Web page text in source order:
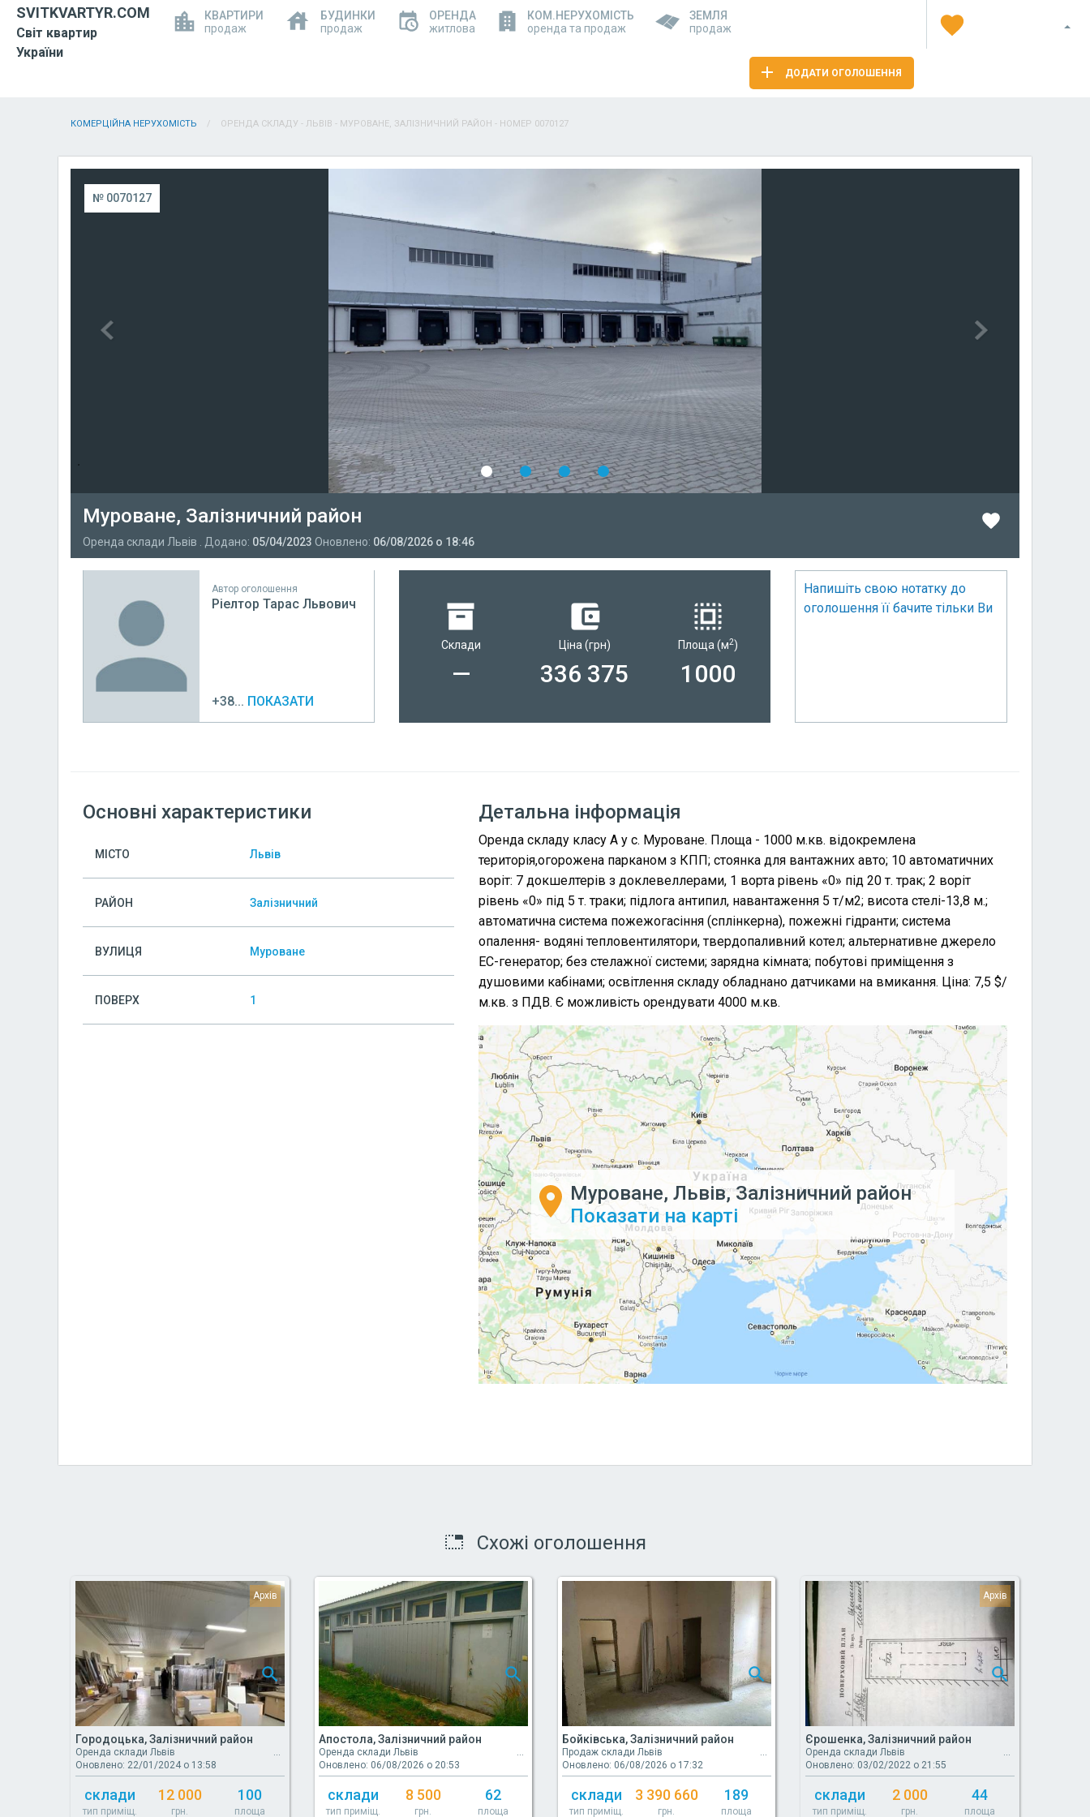
SVITKVARTYR.COM
Світ квартир
України
КВАРТИРИ
продаж
БУДИНКИ
продаж
ОРЕНДА
житлова
КОМ.НЕРУХОМІСТЬ
оренда та продаж
ЗЕМЛЯ
продаж
ДОДАТИ ОГОЛОШЕННЯ
КОМЕРЦІЙНА НЕРУХОМІСТЬ ОРЕНДА СКЛАДУ - ЛЬВІВ - МУРОВАНЕ, ЗАЛІЗНИЧНИЙ РАЙОН - НОМЕР 0070127
№ 0070127
Муроване, Залізничний район
Оренда склади Львів . Додано: 05/04/2023 Оновлено: 06/08/2026 о 18:46
Автор оголошення
Ріелтор Тарас Львович
+38... ПОКАЗАТИ
Склади
—
Ціна (грн)
336 375
Площа(м2)
1000
Напишіть свою нотатку до
оголошення її бачите тільки Ви
Основні характеристики
МІСТО Львів
РАЙОН Залізничний
ВУЛИЦЯ Муроване
ПОВЕРХ 1
Детальна інформація
Оренда складу класу А у с. Муроване. Площа - 1000 м.кв. відокремлена
територія,огорожена парканом з КПП; стоянка для вантажних авто; 10 автоматичних
воріт: 7 докшелтерів з доклевеллерами, 1 ворта рівень «0» під 20 т. трак; 2 воріт
рівень «0» під 5 т. траки; підлога антипил, навантаження 5 т/м2; висота стелі-13,8 м.;
автоматична система пожежогасіння (сплінкерна), пожежні гідранти; система
опалення- водяні тепловентилятори, твердопаливний котел; альтернативне джерело
ЕС-генератор; без стелажної системи; зарядна кімната; побутові приміщення з
душовими кабінами; освітлення складу обладнано датчиками на вмикання. Ціна: 7,5 $/
м.кв. з ПДВ. Є можливість орендувати 4000 м.кв.
Муроване, Львів, Залізничний район
Показати на карті
Схожі оголошення
Городоцька, Залізничний район
Оренда склади Львів
Оновлено: 22/01/2024 о 13:58
склади
тип приміщ.
12 000
грн.
100
площа
Апостола, Залізничний район
Оренда склади Львів
Оновлено: 06/08/2026 о 20:53
склади
тип приміщ.
8 500
грн.
62
площа
Бойківська, Залізничний район
Продаж склади Львів
Оновлено: 06/08/2026 о 17:32
склади
тип приміщ.
3 390 660
грн.
189
площа
Єрошенка, Залізничний район
Оренда склади Львів
Оновлено: 03/02/2022 о 21:55
склади
тип приміщ.
2 000
грн.
44
площа